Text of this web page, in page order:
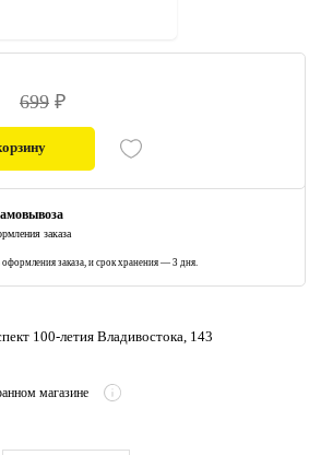
699 ₽
0
заказа
оформления заказа, и срок хранения — 3 дня.
100-летия Владивостока, 143
магазине